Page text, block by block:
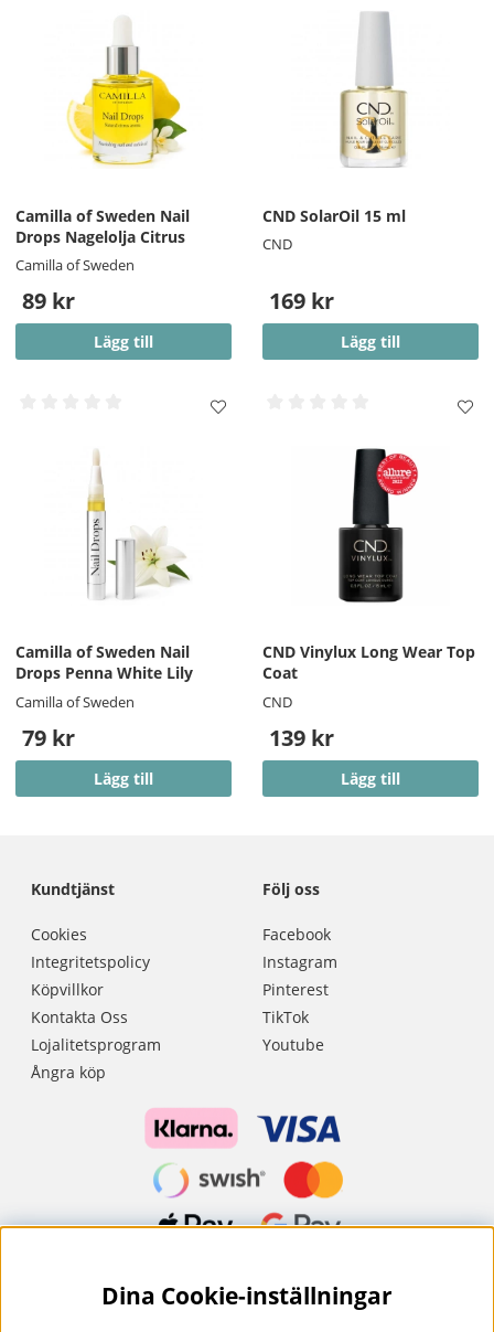
Camilla of Sweden Nail
Drops Nagelolja Citrus
Camilla of Sweden
89 kr
Lägg till
CND SolarOil 15 ml
CND
169 kr
Lägg till
Camilla of Sweden Nail
Drops Penna White Lily
Camilla of Sweden
79 kr
Lägg till
CND Vinylux Long Wear Top
Coat
CND
139 kr
Lägg till
Kundtjänst
Cookies
Integritetspolicy
Köpvillkor
Kontakta Oss
Lojalitetsprogram
Ångra köp
Följ oss
Facebook
Instagram
Pinterest
TikTok
Youtube
Nyhetsbrev?Dina Cookie-inställningar